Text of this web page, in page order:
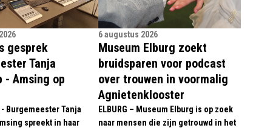
gesprek
Tanja
- Amsing op
- Burgemeester Tanja
spreekt in haar
6 augustus 2026
Museum Elburg zoekt
bruidsparen voor podcast
over trouwen in voormalig
Agnietenklooster
ELBURG – Museum Elburg is op zoek
naar mensen die zijn getrouwd in het